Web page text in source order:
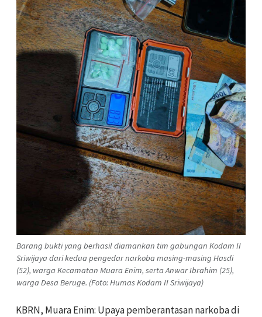
Barang bukti yang berhasil diamankan tim gabungan Kodam II
Sriwijaya dari kedua pengedar narkoba masing-masing Hasdi
(52), warga Kecamatan Muara Enim, serta Anwar Ibrahim (25),
warga Desa Beruge. (Foto: Humas Kodam II Sriwijaya)
KBRN, Muara Enim: Upaya pemberantasan narkoba di